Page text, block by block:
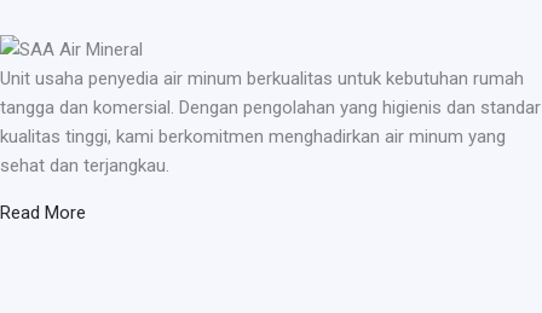
Unit usaha penyedia air minum berkualitas untuk kebutuhan rumah
tangga dan komersial. Dengan pengolahan yang higienis dan standar
kualitas tinggi, kami berkomitmen menghadirkan air minum yang
sehat dan terjangkau.
Read More